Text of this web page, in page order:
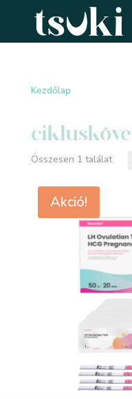
Kezdőlap
Összesen 1 találat
Akció!